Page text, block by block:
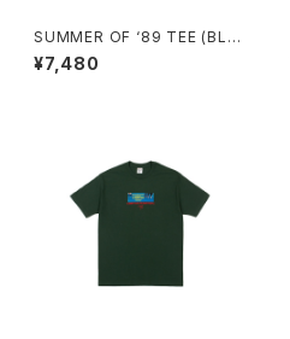
SUMMER OF ‘89 TEE (BLA
CK)
¥7,480